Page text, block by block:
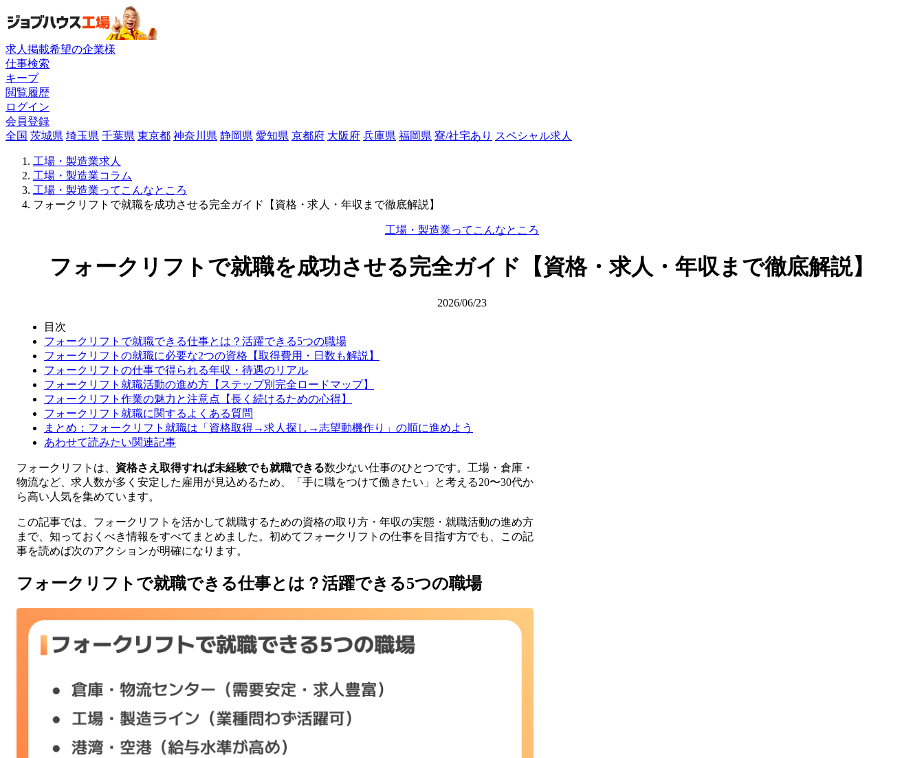
求人掲載希望の企業様
仕事検索
キープ
閲覧履歴
ログイン
会員登録
全国 茨城県 埼玉県 千葉県 東京都 神奈川県 静岡県 愛知県 京都府 大阪府 兵庫県 福岡県 寮/社宅あり スペシャル求人
工場・製造業求人
工場・製造業コラム
工場・製造業ってこんなところ
フォークリフトで就職を成功させる完全ガイド【資格・求人・年収まで徹底解説】
工場・製造業ってこんなところ
フォークリフトで就職を成功させる完全ガイド【資格・求人・年収まで徹底解説】
2026/06/23
目次
フォークリフトで就職できる仕事とは？活躍できる5つの職場
フォークリフトの就職に必要な2つの資格【取得費用・日数も解説】
フォークリフトの仕事で得られる年収・待遇のリアル
フォークリフト就職活動の進め方【ステップ別完全ロードマップ】
フォークリフト作業の魅力と注意点【長く続けるための心得】
フォークリフト就職に関するよくある質問
まとめ：フォークリフト就職は「資格取得→求人探し→志望動機作り」の順に進めよう
あわせて読みたい関連記事
フォークリフトは、 資格さえ取得すれば未経験でも就職できる数少ない仕事のひとつです。工場・倉庫・
物流など、求人数が多く安定した雇用が見込めるため、「手に職をつけて働きたい」と考える20〜30代か
ら高い人気を集めています。
この記事では、フォークリフトを活かして就職するための資格の取り方・年収の実態・就職活動の進め方
まで、知っておくべき情報をすべてまとめました。初めてフォークリフトの仕事を目指す方でも、この記
事を読めば次のアクションが明確になります。
フォークリフトで就職できる仕事とは？活躍できる5つの職場